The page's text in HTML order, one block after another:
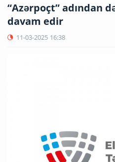
“Azərpoçt” adından
davam edir
11-03-2025 16:38